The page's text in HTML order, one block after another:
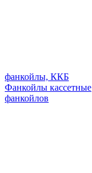
фанкойлы, ККБ
Фанкойлы кассетные
фанкойлов